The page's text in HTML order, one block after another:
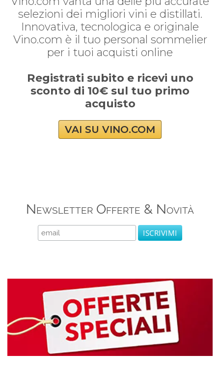
selezioni dei migliori vini e distillati.
Innovativa, tecnologica e originale
Vino.com è il tuo personal sommelier
per i tuoi acquisti online
Registrati subito e ricevi uno
sconto di 10€ sul tuo primo
acquisto
VAI SU VINO.COM
Newsletter Offerte & Novità